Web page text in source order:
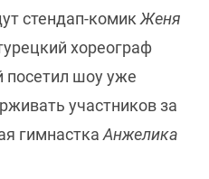
стендап-комик Женя
хореограф
посетил шоу уже
участников за
гимнастка Анжелика